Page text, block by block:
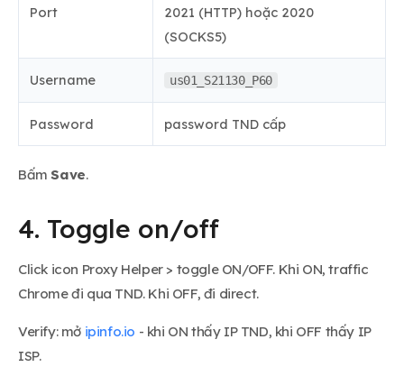
Port
2021 (HTTP) hoặc 2020
(SOCKS5)
Username us01_S21130_P60
Password password TND cấp
BấmSave.
4. Toggle on/off
Click icon Proxy Helper > toggle ON/OFF. Khi ON, traffic
Chrome đi qua TND. Khi OFF, đi direct.
Verify: mở ipinfo.io - khi ON thấy IP TND, khi OFF thấy IP
ISP.